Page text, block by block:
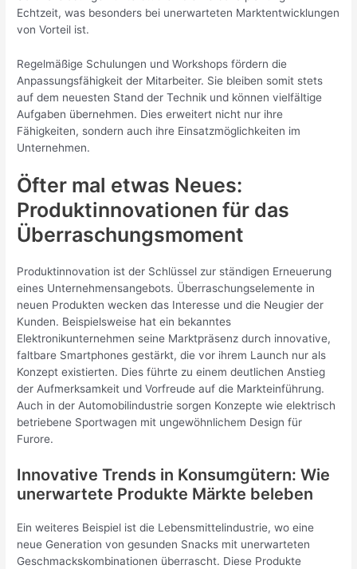
Echtzeit, was besonders bei unerwarteten Marktentwicklungen
von Vorteil ist.
Regelmäßige Schulungen und Workshops fördern die
Anpassungsfähigkeit der Mitarbeiter. Sie bleiben somit stets
auf dem neuesten Stand der Technik und können vielfältige
Aufgaben übernehmen. Dies erweitert nicht nur ihre
Fähigkeiten, sondern auch ihre Einsatzmöglichkeiten im
Unternehmen.
Öfter mal etwas Neues:
Produktinnovationen für das
Überraschungsmoment
Produktinnovation ist der Schlüssel zur ständigen Erneuerung
eines Unternehmensangebots. Überraschungselemente in
neuen Produkten wecken das Interesse und die Neugier der
Kunden. Beispielsweise hat ein bekanntes
Elektronikunternehmen seine Marktpräsenz durch innovative,
faltbare Smartphones gestärkt, die vor ihrem Launch nur als
Konzept existierten. Dies führte zu einem deutlichen Anstieg
der Aufmerksamkeit und Vorfreude auf die Markteinführung.
Auch in der Automobilindustrie sorgen Konzepte wie elektrisch
betriebene Sportwagen mit ungewöhnlichem Design für
Furore.
Innovative Trends in Konsumgütern: Wie
unerwartete Produkte Märkte beleben
Ein weiteres Beispiel ist die Lebensmittelindustrie, wo eine
neue Generation von gesunden Snacks mit unerwarteten
Geschmackskombinationen überrascht. Diese Produkte